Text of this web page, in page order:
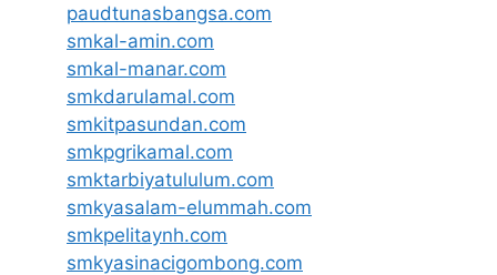
paudtunasbangsa.com
smkal-amin.com
smkal-manar.com
smkdarulamal.com
smkitpasundan.com
smkpgrikamal.com
smktarbiyatululum.com
smkyasalam-elummah.com
smkpelitaynh.com
smkyasinacigombong.com